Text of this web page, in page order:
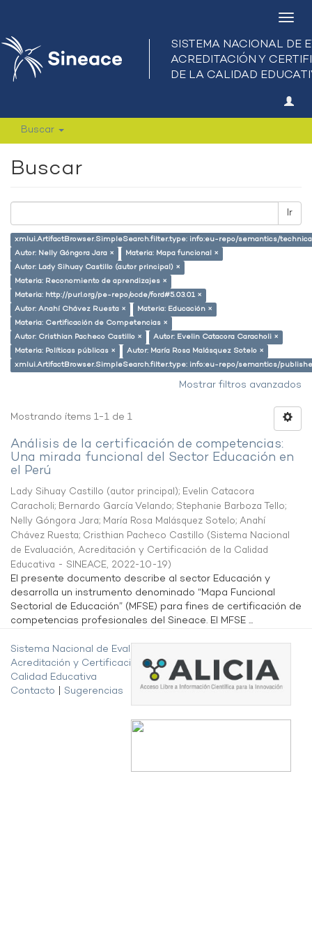
Buscar
Buscar
Ir
xmlui.ArtifactBrowser.SimpleSearch.filter.type: info:eu-repo/semantics/
Autor: Nelly Góngora Jara ×
Materia: Mapa funcional ×
Autor: Lady Sihuay Castillo (autor principal) ×
Materia: Reconomiento de aprendizajes ×
Materia: http://purl.org/pe-repo/ocde/ford#5.03.01 ×
Autor: Anahí Chávez Ruesta ×
Materia: Educación ×
Materia: Certificación de Competencias ×
Autor: Cristhian Pacheco Castillo ×
Autor: Evelin Catacora Caracholi ×
Materia: Políticas públicas ×
Autor: María Rosa Malásquez Sotelo ×
xmlui.ArtifactBrowser.SimpleSearch.filter.type: info:eu-repo/semantics/
Mostrar filtros avanzados
Mostrando ítems 1-1 de 1
Análisis de la certificación de competencias:
Una mirada funcional del Sector Educación en
el Perú
Lady Sihuay Castillo (autor principal); Evelin Catacora
Caracholi; Bernardo García Velando; Stephanie Barboza Tello;
Nelly Góngora Jara; María Rosa Malásquez Sotelo; Anahí
Chávez Ruesta; Cristhian Pacheco Castillo (Sistema Nacional
de Evaluación, Acreditación y Certificación de la Calidad
Educativa - SINEACE, 2022-10-19)
El presente documento describe al sector Educación y
desarrolla un instrumento denominado “Mapa Funcional
Sectorial de Educación” (MFSE) para fines de certificación de
competencias profesionales del Sineace. El MFSE ...
Sistema Nacional de Evaluación,
Acreditación y Certificación de la
Calidad Educativa
Contacto
Sugerencias